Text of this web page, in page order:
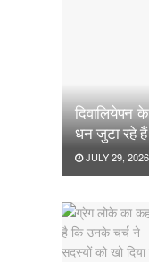
दिवालियेपन
धन जुटा रहे हैं
JULY 29, 2026